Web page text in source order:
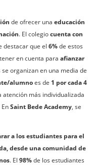
de ofrecer una educación
. El colegiocuenta con
destacar que el 6%de estos
en cuenta para afianzar
se organizan en una media de
alumnoes de 1 por cada 4
atención más individualizada
Saint Bede Academy, se
a los estudiantes para el
desde una comunidad de
. El 98%de los estudiantes